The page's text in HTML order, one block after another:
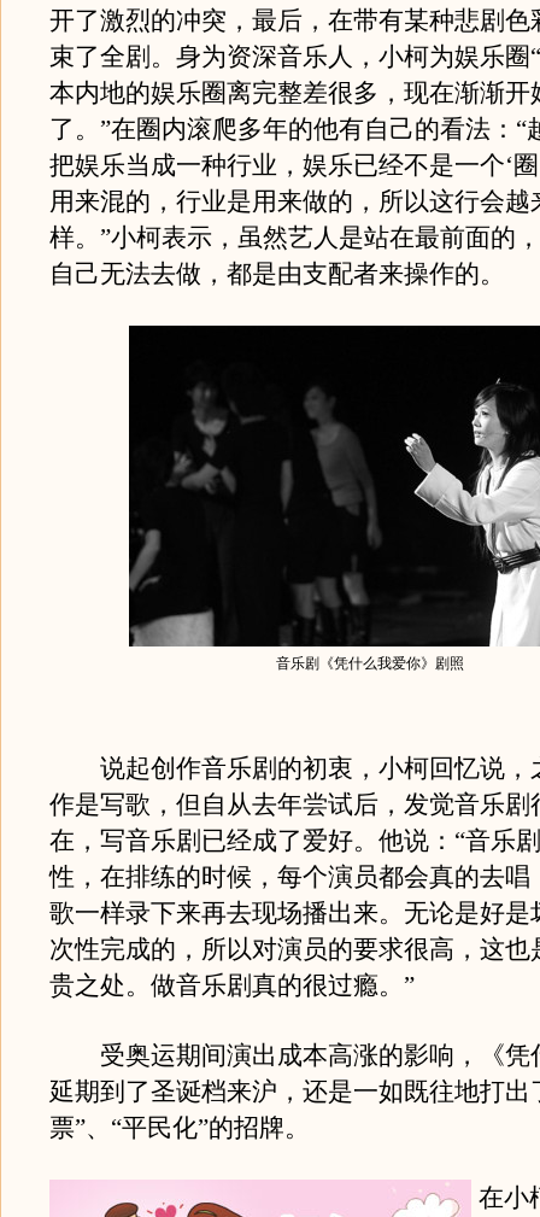
开了激烈的冲突，最后，在带有某种悲剧色
束了全剧。身为资深音乐人，小柯为娱乐圈
本内地的娱乐圈离完整差很多，现在渐渐开
了。”在圈内滚爬多年的他有自己的看法：“
把娱乐当成一种行业，娱乐已经不是一个‘
用来混的，行业是用来做的，所以这行会越
样。”小柯表示，虽然艺人是站在最前面的
自己无法去做，都是由支配者来操作的。
音乐剧《凭什么我爱你》剧照
说起创作音乐剧的初衷，小柯回忆说，
作是写歌，但自从去年尝试后，发觉音乐剧
在，写音乐剧已经成了爱好。他说：“音乐
性，在排练的时候，每个演员都会真的去唱
歌一样录下来再去现场播出来。无论是好是
次性完成的，所以对演员的要求很高，这也
贵之处。做音乐剧真的很过瘾。”
受奥运期间演出成本高涨的影响，《凭
延期到了圣诞档来沪，还是一如既往地打出
票”、“平民化”的招牌。
在小